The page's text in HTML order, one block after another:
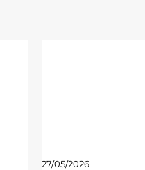
27/05/2026